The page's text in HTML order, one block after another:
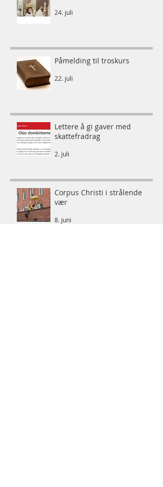
24. juli
Påmelding til troskurs
22. juli
Lettere å gi gaver med
skattefradrag
2. juli
Corpus Christi i strålende
vær
8. juni